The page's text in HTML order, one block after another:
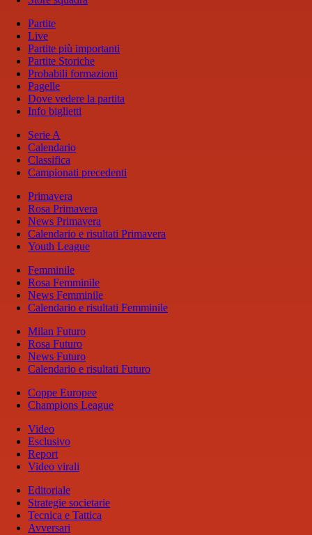
Partite
Live
Partite più importanti
Partite Storiche
Probabili formazioni
Pagelle
Dove vedere la partita
Info biglietti
Serie A
Calendario
Classifica
Campionati precedenti
Primavera
Rosa Primavera
News Primavera
Calendario e risultati Primavera
Youth League
Femminile
Rosa Femminile
News Femminile
Calendario e risultati Femminile
Milan Futuro
Rosa Futuro
News Futuro
Calendario e risultati Futuro
Coppe Europee
Champions League
Video
Esclusivo
Report
Video virali
Editoriale
Strategie societarie
Tecnica e Tattica
Avversari